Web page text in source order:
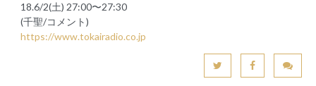
18.6/2(土) 27:00〜27:30
(千聖/コメント)
https://www.tokairadio.co.jp